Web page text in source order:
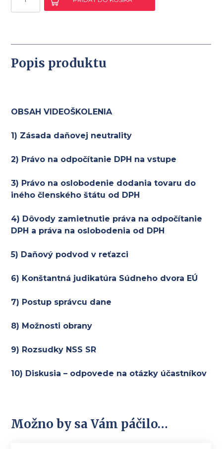
Podvod
spôsob
Popis produktu
OBSAH VIDEOŠKOLENIA
1) Zásada daňovej neutrality
2) Právo na odpočítanie DPH na vstupe
3) Právo na oslobodenie dodania tovaru do
iného členského štátu od DPH
4) Dôvody zamietnutie práva na odpočítanie
DPH a práva na oslobodenia od DPH
5) Daňový podvod v reťazci
6) Konštantná judikatúra Súdneho dvora EÚ
7) Postup správcu dane
8) Možnosti obrany
9) Rozsudky NSS SR
10) Diskusia – odpovede na otázky účastníkov
Možno by sa Vám páčilo…